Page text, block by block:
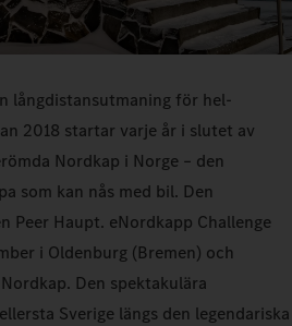
långdistansutmaning för hel-
2018 startar varje år i slutet av
Nordkap i Norge – den
som kan nås med bil. Den
Peer Haupt. eNordkapp Challenge
i Oldenburg (Bremen) och
Den spektakulära
Sverige längs den legendariska